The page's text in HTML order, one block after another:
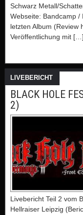
Schwarz Metall/
Webseite: Bandcamp
letzten Album (Review
Veröffentlichung mit […]
LIVEBERICHT
BLACK HOLE
2)
Livebericht Teil 2 vom
Hellraiser Leipzig